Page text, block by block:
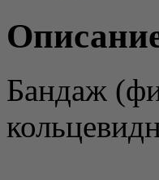
Бандаж